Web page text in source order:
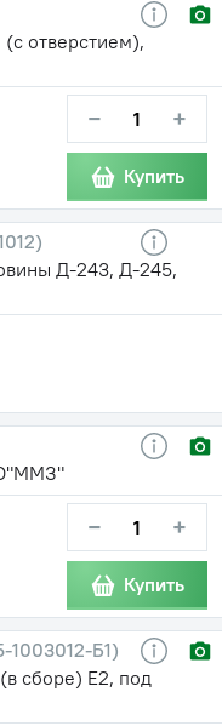
отверстием),
− +
Купить
Д-243, Д-245,
− +
Купить
1003012-Б1)
сборе) Е2, под